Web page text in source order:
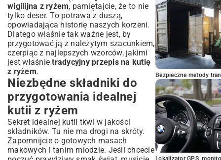
wigilijna z ryżem, pamiętajcie, że to nie
tylko deser. To potrawa z duszą,
opowiadająca historię naszych korzeni.
Dlatego właśnie tak ważne jest, by
przygotować ją z należytym szacunkiem,
czerpiąc z najlepszych wzorców, jakimi
jest właśnietradycyjny przepis na kutię
z ryżem.
Niezbędne składniki do
przygotowania idealnej
kutii z ryżem
Sekret idealnej kutii tkwi w jakości
składników. Tu nie ma drogi na skróty.
Zapomnijcie o gotowych masach
makowych i tanim miodzie. Jeśli chcecie
Bezpieczne metody
Lokalizator GPS,